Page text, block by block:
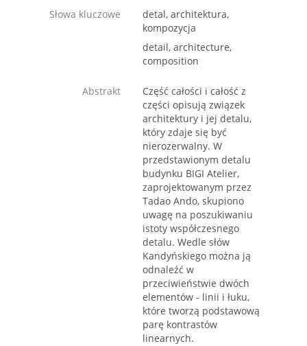
Słowa kluczowe
detal, architektura,
kompozycja
detail, architecture,
composition
Abstrakt
Część całości i całość z
części opisują związek
architektury i jej detalu,
który zdaje się być
nierozerwalny. W
przedstawionym detalu
budynku BIGI Atelier,
zaprojektowanym przez
Tadao Ando, skupiono
uwagę na poszukiwaniu
istoty współczesnego
detalu. Wedle słów
Kandyńskiego można ją
odnaleźć w
przeciwieństwie dwóch
elementów - linii i łuku,
które tworzą podstawową
parę kontrastów
linearnych.